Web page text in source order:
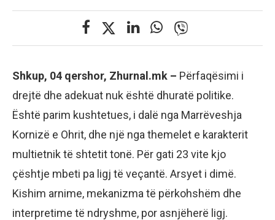
Shkup, 04 qershor, Zhurnal.mk – Përfaqësimi i
drejtë dhe adekuat nuk është dhuratë politike.
Është parim kushtetues, i dalë nga Marrëveshja
Kornizë e Ohrit, dhe një nga themelet e karakterit
multietnik të shtetit tonë. Për gati 23 vite kjo
çështje mbeti pa ligj të veçantë. Arsyet i dimë.
Kishim arnime, mekanizma të përkohshëm dhe
interpretime të ndryshme, por asnjëherë ligj.